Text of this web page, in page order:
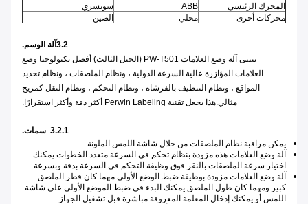
المحرك الرئيسي
ABB
سويسري
محركات أخرى
محلي الصين
3.2آلة الوسم.
تتبنى آلة وضع العلامات PW-T501 (الجيل الثالث) أفضل تكنولوجيا وضع
العلامات المؤازرة عالية السرعة الدولية ، ونظام الملصقات ، ونظام تحديد
المواقع ، ونظام التنظيف بالفرشاة ، ونظام التحكم ، ونظام النقل كمزيج
مثالي.هذا يجعل تقنية Perwin Labeling أكثر دقة وأكثر استقرارًا.
3.2.1 سمات.
يمكن مراقبة نظام الملصقات من خلال شاشة اللمس الملونة.
آلة وضع العلامات هذه مزودة بنظام تحكم في السرعة متعدد الخطوات.يمكنك
اختيار سرعة الملصقات بالنقر فوق وظيفة التحكم في السرعة بدقة وبسرعة.
آلة وضع العلامات مزودة بوظيفة ضبط الوضع الأولي.مهما كان قطر الملصق
كبير ومهما كان طول الملصق.يمكنك البدء في ضبط الموضع الأولي على شاشة
اللمس أو يمكنك إدخال المعلمة المعروفة مباشرة قبل تشغيل الجهاز.